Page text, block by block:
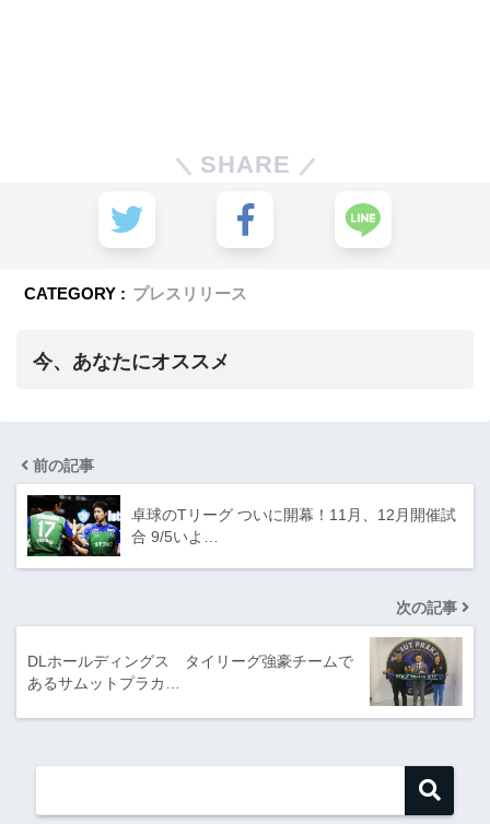
SHARE
CATEGORY : プレスリリース
今、あなたにオススメ
前の記事
卓球のTリーグ ついに開幕！11月、12月開催試
合 9/5いよ…
次の記事
DLホールディングス タイリーグ強豪チームで
あるサムットプラカ…